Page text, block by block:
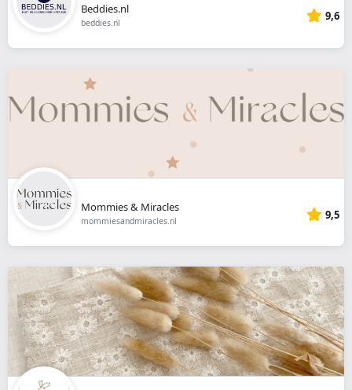
Beddies.nl
beddies.nl 9,6
Mommies & Miracles
mommiesandmiracles.nl 9,5